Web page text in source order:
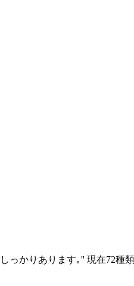
かりあります｡'' 現在72種